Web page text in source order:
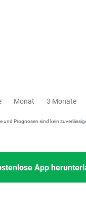
Monat 3 Monate
und Prognosen sind kein
App